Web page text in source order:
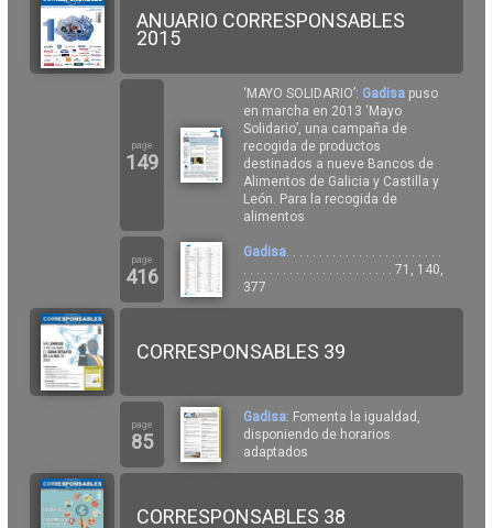
ANUARIO CORRESPONSABLES
2015
page
149
‘MAYO SOLIDARIO’: Gadisa puso
en marcha en 2013 ‘Mayo
Solidario’, una campaña de
recogida de productos
destinados a nueve Bancos de
Alimentos de Galicia y Castilla y
León. Para la recogida de
alimentos
page
416
Gadisa. . . . . . . . . . . . . . . . . . . . . . . .
. . . . . . . . . . . . . . . . . . . . . . . 71, 140,
377
CORRESPONSABLES 39
page
85
Gadisa: Fomenta la igualdad,
disponiendo de horarios
adaptados
CORRESPONSABLES 38